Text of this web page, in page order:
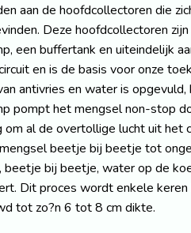
aan de hoofdcollectoren die
Deze hoofdcollectoren
een buffertank en uiteindelijk
en is de basis voor onze
antivries en water is
pompt het mengsel non-stop
om al de overtollige lucht uit het
beetje bij beetje tot
beetje bij beetje, water op de
Dit proces wordt enkele
tot zo?n 6 tot 8 cm dikte.